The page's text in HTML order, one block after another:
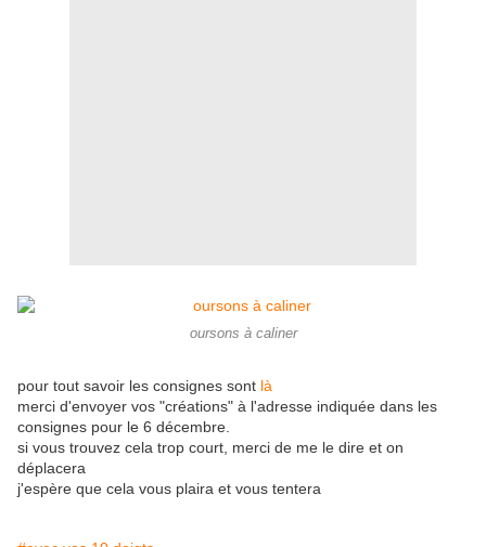
oursons à caliner
pour tout savoir les consignes sont là
merci d'envoyer vos "créations" à l'adresse indiquée dans les
consignes pour le 6 décembre.
si vous trouvez cela trop court, merci de me le dire et on
déplacera
j'espère que cela vous plaira et vous tentera